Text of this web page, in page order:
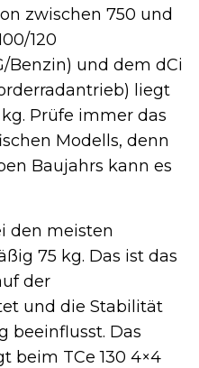
zwischen 750 und
120
Benzin) und dem dCi
liegt
Prüfe immer das
Modells, denn
Baujahrs kann es
den meisten
75 kg. Das ist das
der
und die Stabilität
beeinflusst. Das
beim TCe 130 4×4